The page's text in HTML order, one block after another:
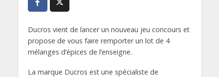
Ducros vient de lancer un nouveau jeu concours et
propose de vous faire remporter un lot de 4
mélanges d’épices de l’enseigne.
La marque Ducros est une spécialiste de